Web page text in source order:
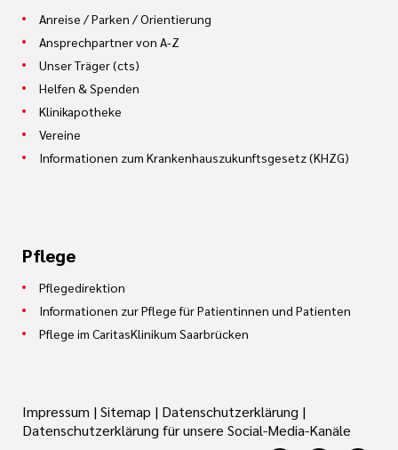
Anreise / Parken / Orientierung
Ansprechpartner von A-Z
Unser Träger (cts)
Helfen & Spenden
Klinikapotheke
Vereine
Informationen zum Krankenhauszukunftsgesetz (KHZG)
Pflege
Pflegedirektion
Informationen zur Pflege für Patientinnen und Patienten
Pflege im CaritasKlinikum Saarbrücken
Impressum | Sitemap | Datenschutzerklärung |
Datenschutzerklärung für unsere Social-Media-Kanäle